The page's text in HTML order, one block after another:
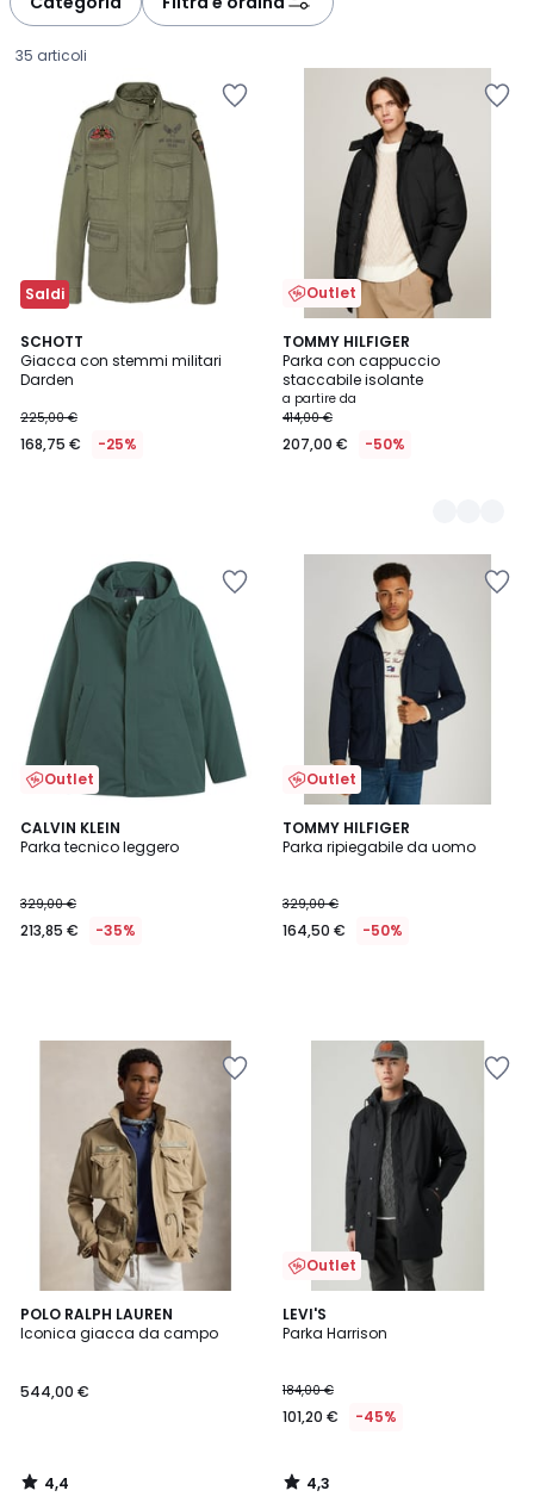
35 articoli
Saldi
SCHOTT
Giacca con stemmi militari
Darden
€
Invece
applicato.
225,00 €
168,75 € -25%
Outlet
TOMMY HILFIGER
Parka con cappuccio
staccabile isolante
a partire da
414,00 €
207,00 € -50%
2
Colori
Outlet
CALVIN KLEIN
Parka tecnico leggero
329,00 €
213,85 € -35%
Outlet
TOMMY HILFIGER
Parka ripiegabile da uomo
329,00 €
164,50 € -50%
POLO RALPH LAUREN
Iconica giacca da campo
544,00 €
4,4
/ 5
4,4
/
Outlet
LEVI'S
Parka Harrison
184,00 €
101,20 € -45%
4,3
/ 5
4,3
/